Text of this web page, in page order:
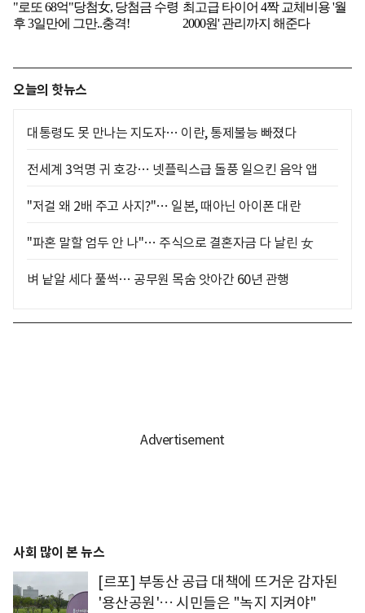
오늘의 핫뉴스
대통령도 못 만나는 지도자… 이란, 통제불능 빠졌다
전세계 3억명 귀 호강… 넷플릭스급 돌풍 일으킨 음악 앱
"저걸 왜 2배 주고 사지?"… 일본, 때아닌 아이폰 대란
"파혼 말할 엄두 안 나"… 주식으로 결혼자금 다 날린 女
벼 낱알 세다 풀썩… 공무원 목숨 앗아간 60년 관행
사회 많이 본 뉴스
[르포] 부동산 공급 대책에 뜨거운 감자된
'용산공원'… 시민들은 "녹지 지켜야"